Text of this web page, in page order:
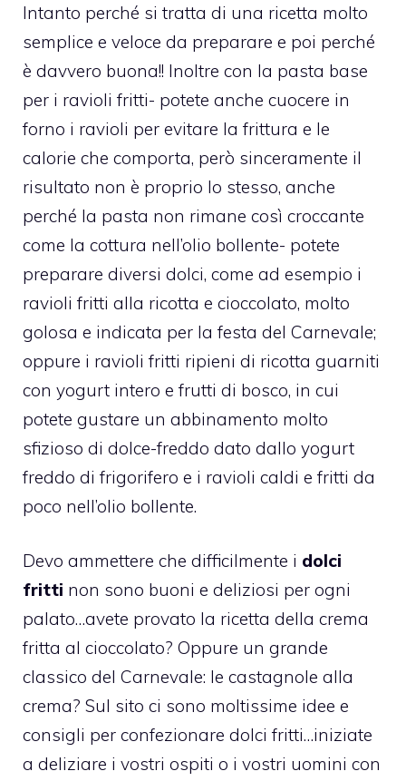
Intanto perché si tratta di una ricetta molto
semplice e veloce da preparare e poi perché
è davvero buona!! Inoltre con la pasta base
per i ravioli fritti- potete anche cuocere in
forno i ravioli per evitare la frittura e le
calorie che comporta, però sinceramente il
risultato non è proprio lo stesso, anche
perché la pasta non rimane così croccante
come la cottura nell’olio bollente- potete
preparare diversi dolci, come ad esempio i
ravioli fritti alla ricotta e cioccolato, molto
golosa e indicata per la festa del Carnevale;
oppure i ravioli fritti ripieni di ricotta guarniti
con yogurt intero e frutti di bosco, in cui
potete gustare un abbinamento molto
sfizioso di dolce-freddo dato dallo yogurt
freddo di frigorifero e i ravioli caldi e fritti da
poco nell’olio bollente.
Devo ammettere che difficilmente i dolci
fritti non sono buoni e deliziosi per ogni
palato…avete provato la ricetta della crema
fritta al cioccolato? Oppure un grande
classico del Carnevale: le castagnole alla
crema? Sul sito ci sono moltissime idee e
consigli per confezionare dolci fritti…iniziate
a deliziare i vostri ospiti o i vostri uomini con